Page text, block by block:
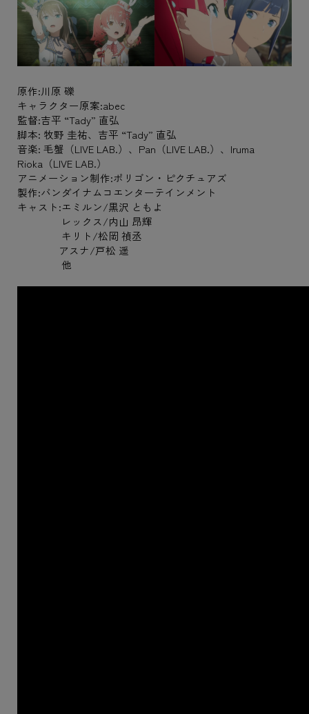
原作:川原 礫
キャラクター原案:abec
監督:吉平 “Tady” 直弘
脚本: 牧野 圭祐、吉平 “Tady” 直弘
音楽: 毛蟹（LIVE LAB.）、Pan（LIVE LAB.）、Iruma
Rioka（LIVE LAB.）
アニメーション制作:ポリゴン・ピクチュアズ
製作:バンダイナムコエンターテインメント
キャスト:エミルン/黒沢 ともよ
レックス/内山 昂輝
キリト/松岡 禎丞
アスナ/戸松 遥
他